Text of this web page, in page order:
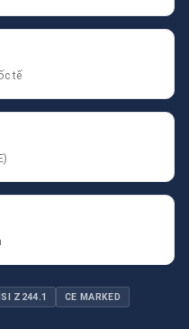
tế
Z244.1 CE MARKED